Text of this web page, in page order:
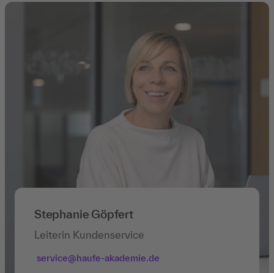
Stephanie Göpfert
Leiterin Kundenservice
service@haufe-akademie.de